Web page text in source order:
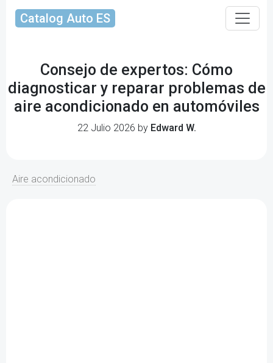
Catalog Auto ES
Consejo de expertos: Cómo
diagnosticar y reparar problemas de
aire acondicionado en automóviles
22 Julio 2026 by Edward W.
Aire acondicionado